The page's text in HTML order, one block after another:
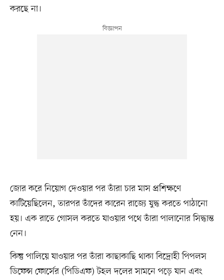
করছে না।
জোর করে নিয়োগ দেওয়ার পর তাঁরা চার মাস প্রশিক্ষণে
কাটিয়েছিলেন, তারপর তাঁদের কারেন রাজ্যে যুদ্ধ করতে পাঠানো
হয়। এক রাতে গোসল করতে যাওয়ার পথে তাঁরা পালানোর সিদ্ধান্ত
নেন।
কিন্তু পালিয়ে যাওয়ার পর তাঁরা কাছাকাছি থাকা বিদ্রোহী পিপলস
ডিফেন্স ফোর্সের (পিডিএফ) টহল দলের সামনে পড়ে যান এবং